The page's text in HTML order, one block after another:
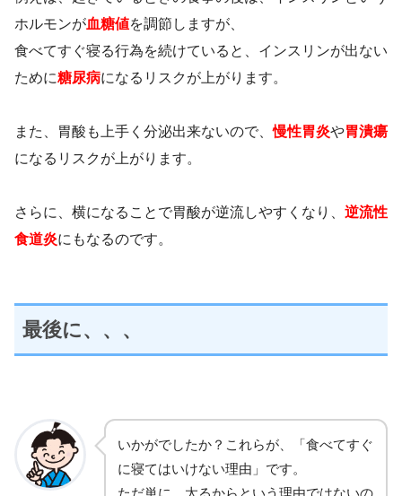
ホルモンが血糖値を調節しますが、
食べてすぐ寝る行為を続けていると、インスリンが出ない
ために糖尿病になるリスクが上がります。
また、胃酸も上手く分泌出来ないので、慢性胃炎や胃潰瘍
になるリスクが上がります。
さらに、横になることで胃酸が逆流しやすくなり、 逆流性
食道炎にもなるのです。
最後に、、、
いかがでしたか？これらが、「食べてすぐ
に寝てはいけない理由」です。
ただ単に、太るからという理由ではないの